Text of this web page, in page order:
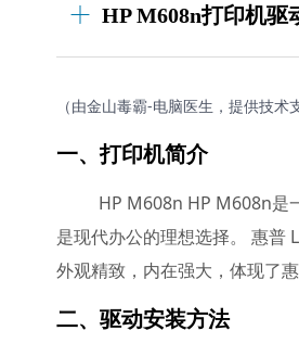
HP M608n打印机驱
（由金山毒霸-电脑医生，提供技术
一、打印机简介
HP M608n HP M608n是
是现代办公的理想选择。 惠普
外观精致，内在强大，体现了
二、驱动安装方法